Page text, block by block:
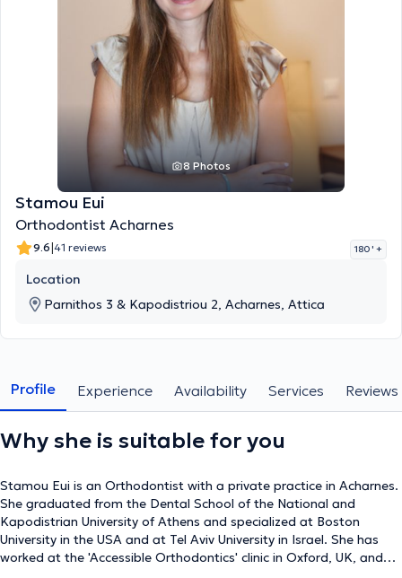
8 Photos
Stamou Eui
Orthodontist Acharnes
9.6|41 reviews 180 ' +
Location
Parnithos 3 & Kapodistriou 2, Acharnes, Attica
Profile Experience Availability Services Reviews
Why she is suitable for you
Stamou Eui is an Orthodontist with a private practice in Acharnes.
She graduated from the Dental School of the National and
Kapodistrian University of Athens and specialized at Boston
University in the USA and at Tel Aviv University in Israel. She has
worked at the 'Accessible Orthodontics' clinic in Oxford, UK, and